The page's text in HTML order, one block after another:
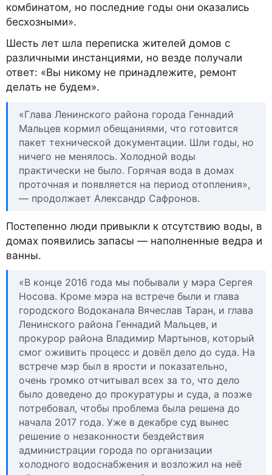
комбинатом, но последние годы они оказались
бесхозными».
Шесть лет шла переписка жителей домов с
различными инстанциями, но везде получали
ответ: «Вы никому не принадлежите, ремонт
делать не будем».
«Глава Ленинского района города Геннадий
Мальцев кормил обещаниями, что готовится
пакет технической документации. Шли годы, но
ничего не менялось. Холодной воды
практически не было. Горячая вода в домах
проточная и появляется на период отопления»,
— продолжает Александр Сафронов.
Постепенно люди привыкли к отсутствию воды, в
домах появились запасы — наполненные ведра и
ванны.
«В конце 2016 года мы побывали у мэра Сергея
Носова. Кроме мэра на встрече были и глава
городского Водоканала Вячеслав Таран, и глава
Ленинского района Геннадий Мальцев, и
прокурор района Владимир Мартынов, который
смог оживить процесс и довёл дело до суда. На
встрече мэр был в ярости и показательно,
очень громко отчитывал всех за то, что дело
было доведено до прокуратуры и суда, а позже
потребовал, чтобы проблема была решена до
начала 2017 года. Уже в декабре суд вынес
решение о незаконности бездействия
администрации города по организации
холодного водоснабжения и возложил на неё